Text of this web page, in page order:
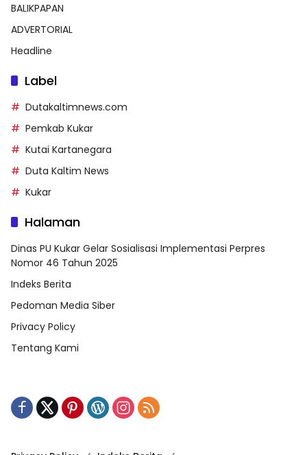
BALIKPAPAN
ADVERTORIAL
Headline
Label
Dutakaltimnews.com
Pemkab Kukar
Kutai Kartanegara
Duta Kaltim News
Kukar
Halaman
Dinas PU Kukar Gelar Sosialisasi Implementasi Perpres
Nomor 46 Tahun 2025
Indeks Berita
Pedoman Media Siber
Privacy Policy
Tentang Kami